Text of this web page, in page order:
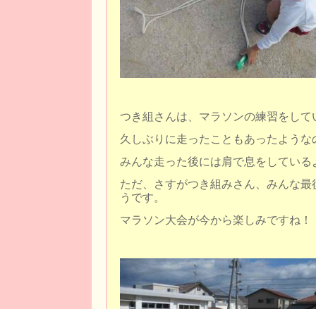
つき組さんは、マラソンの練習をして
久しぶりに走ったこともあったような
みんな走った後には肩で息をしている
ただ、さすがつき組みさん、みんな
うです。
マラソン大会が今から楽しみですね！